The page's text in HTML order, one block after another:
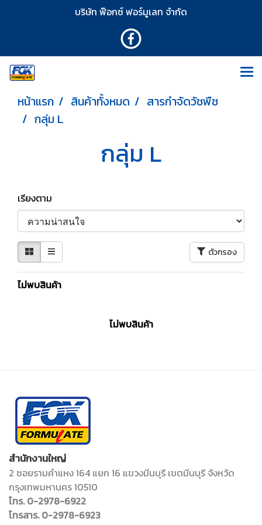
บริษัท ฟ๊อกซ์ ฟอร์มูเลท จำกัด
หน้าแรก สินค้าทั้งหมด
สารกำจัดวัชพืช
กลุ่ม L
กลุ่ม L
เรียงตาม
ตัวกรอง
ไม่พบสินค้า
ไม่พบสินค้า
สำนักงานใหญ่
2 ซอยรามคำแหง 164 แยก 16 แขวงมีนบุรี เขตมีนบุรี จังหวัด
กรุงเทพมหานคร 10510
โทร. 0-2978-6922
โทรสาร. 0-2978-6923